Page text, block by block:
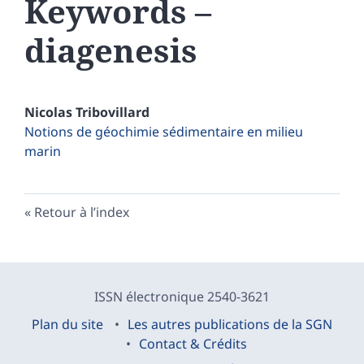
Keywords –
diagenesis
NicolasTribovillard
Notions de géochimie sédimentaire en milieu
marin
Retour à l’index
ISSN électronique 2540-3621
Plan du site
Les autres publications de la SGN
Contact & Crédits